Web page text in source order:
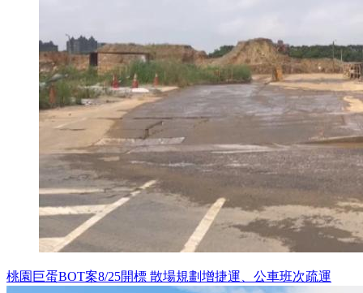
桃園巨蛋BOT案8/25開標 散場規劃增捷運、公車班次疏運